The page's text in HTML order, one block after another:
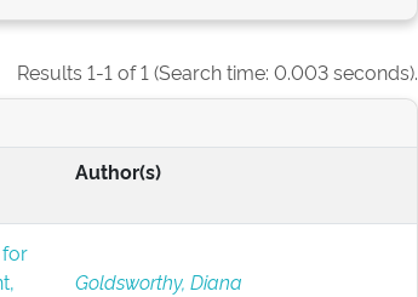
Results 1-1 of 1 (Search time: 0.003 seconds).
Author(s)
Goldsworthy, Diana